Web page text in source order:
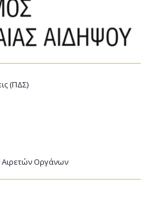
(ΠΔΣ)
Αιρετών Οργάνων